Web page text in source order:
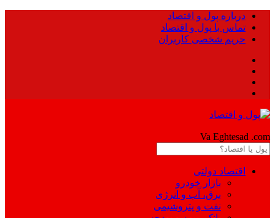
درباره پول و اقتصاد
تماس با پول و اقتصاد
حریم شخصی کاربران
Va Eghtesad .com
اقتصاد دولتی
بازار خودرو
برق، آب و انرژی
نفت و پتروشیمی